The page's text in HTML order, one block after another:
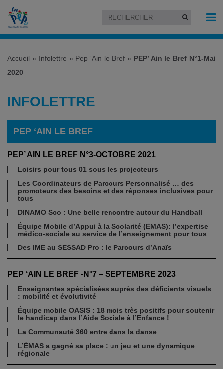
Accueil » Infolettre » Pep ‘Ain le Bref» PEP’ Ain le Bref N°1-Mai
2020
INFOLETTRE
PEP ‘AIN LE BREF
PEP’ AIN LE BREF N°3-OCTOBRE 2021
Loisirs pour tous 01 sous les projecteurs
Les Coordinateurs de Parcours Personnalisé … des
promoteurs des besoins et des réponses inclusives pour
tous
DINAMO Sco : Une belle rencontre autour du Handball
Équipe Mobile d’Appui à la Scolarité (EMAS): l’expertise
médico-sociale au service de l’enseignement pour tous
Des IME au SESSAD Pro : le Parcours d’Anaïs
PEP ‘AIN LE BREF -N°7 – SEPTEMBRE 2023
Enseignantes spécialisées auprès des déficients visuels
: mobilité et évolutivité
Équipe mobile OASIS : 18 mois très positifs pour soutenir
le handicap dans l’Aide Sociale à l’Enfance !
La Communauté 360 entre dans la danse
L’ÉMAS a gagné sa place : un jeu et une dynamique
régionale